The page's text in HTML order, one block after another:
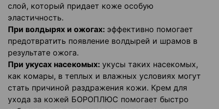
слой, который придает коже особую
эластичность.
При волдырях и ожогах: эффективно помогает
предотвратить появление волдырей и шрамов в
результате ожога.
При укусах насекомых: укусы таких насекомых,
как комары, в теплых и влажных условиях могут
стать причиной раздражения кожи. Крем для
ухода за кожей БОРОПЛЮС помогает быстро